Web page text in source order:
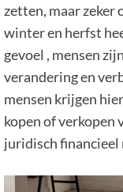
zetten, maar zeker
winter en herfst
gevoel , mensen
verandering en
mensen krijgen
kopen of verkopen
juridisch financieel